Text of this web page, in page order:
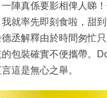
陣真係要影相俾人睇
就率先即刻食啦，甜
丞解釋由於時間匆忙
包裝確實不便攜帶。
這是無心之舉。